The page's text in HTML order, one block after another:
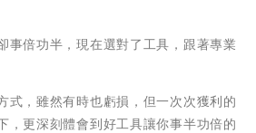
事倍功半，現在選對了工具，跟著專業
式，雖然有時也虧損，但一次次獲利的
，更深刻體會到好工具讓你事半功倍的